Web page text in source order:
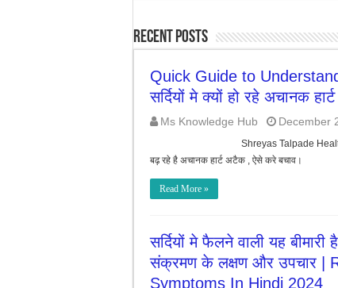
Recent Posts
Quick Guide to
सर्दियों मे क्यों हो रहे अचानक
Ms Knowledge Hub December
Shreyas Talpade
बढ़ रहे है अचानक हार्ट अटैक , ऐसे करे बचाव।
Read More »
सर्दियों मे फैलने वाली यह
संक्रमण के लक्षण और उपचार |
Symptoms In Hindi 2024